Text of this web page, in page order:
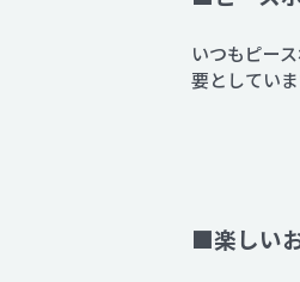
いつもピー
要としてい
■楽しい